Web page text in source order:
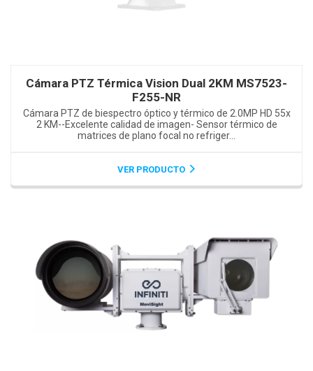
Cámara PTZ Térmica Vision Dual 2KM MS7523-
F255-NR
Cámara PTZ de biespectro óptico y térmico de 2.0MP HD 55x
2 KM--Excelente calidad de imagen- Sensor térmico de
matrices de plano focal no refriger...
VER PRODUCTO